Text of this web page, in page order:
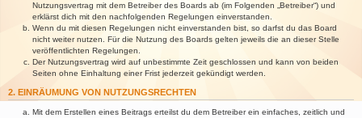
Nutzungsvertrag mit dem Betreiber des Boards ab (im Folgenden „Betreiber“) und
erklärst dich mit den nachfolgenden Regelungen einverstanden.
Wenn du mit diesen Regelungen nicht einverstanden bist, so darfst du das Board
nicht weiter nutzen. Für die Nutzung des Boards gelten jeweils die an dieser Stelle
veröffentlichten Regelungen.
Der Nutzungsvertrag wird auf unbestimmte Zeit geschlossen und kann von beiden
Seiten ohne Einhaltung einer Frist jederzeit gekündigt werden.
2. EINRÄUMUNG VON NUTZUNGSRECHTEN
Mit dem Erstellen eines Beitrags erteilst du dem Betreiber ein einfaches, zeitlich und